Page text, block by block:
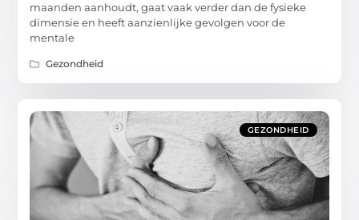
maanden aanhoudt, gaat vaak verder dan de fysieke
dimensie en heeft aanzienlijke gevolgen voor de
mentale
Gezondheid
GEZONDHEID